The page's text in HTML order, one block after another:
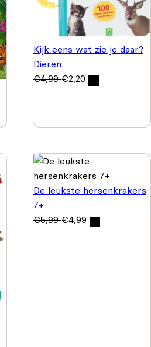
Kijk eens wat zie je daar?
Dieren
€4,99 €2,20
De leukste hersenkrakers
7+
€5,99 €4,99